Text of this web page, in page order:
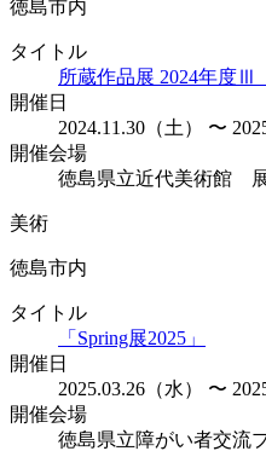
徳島市内
タイトル
所蔵作品展 2024年度Ⅲ
開催日
2024.11.30（土） 〜
開催会場
徳島県立近代美術館
美術
徳島市内
タイトル
「Spring展2025」
開催日
2025.03.26（水） 〜
開催会場
徳島県立障がい者交流